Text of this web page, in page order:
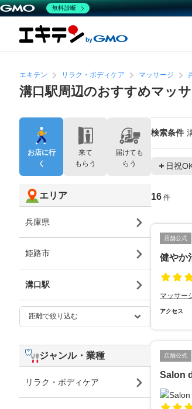
エキテン リラク・ボディケア マッサージ
溝口駅周辺のおすすめマッ
検索条件
日祝
16 件
店舗公式
健やか
マッサー
アクセス
店舗公式
Salon
お店に行
く
来て
もらう
届けても
らう
エリア
兵庫県
姫路市
溝口駅
ジャンル・業種
リラク・ボディケア
無料診断